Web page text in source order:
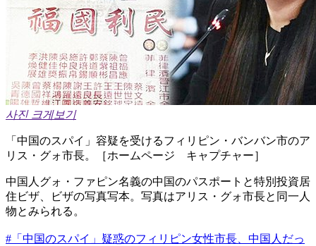
사진 크게보기
「中国のスパイ」容疑を受けるフィリピン・バンバン市のア
リス・グォ市長。［ホームページ キャプチャー］
中国人グォ・ファピン名義の中国のパスポートと特別投資居
住ビザ、ビザの写真写本。写真はアリス・グォ市長と同一人
物とみられる。
#「中国のスパイ」疑惑のフィリピン女性市長、中国人だっ